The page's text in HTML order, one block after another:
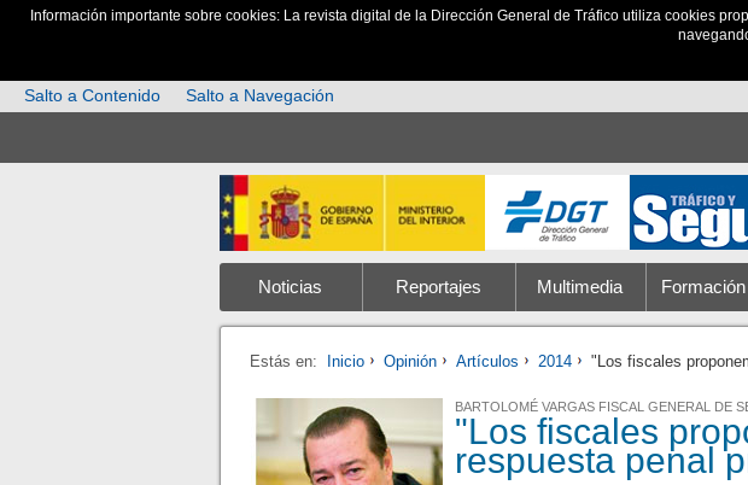
Información importante sobre cookies: La revista digital de la Dirección General de Tráfico utiliza cookies
Salto a Contenido
Salto a Navegación
Noticias Reportajes Multimedia
Estás en: Inicio Opinión Artículos 2014 "Los fiscales
BARTOLOMÉ VARGAS FISCAL GENERAL DE
"Los fiscales
respuesta penal